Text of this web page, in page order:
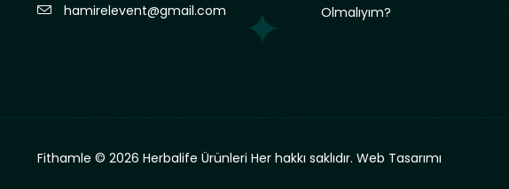
hamirelevent@gmail.com
Olmalıyım?
Fithamle © 2026 Herbalife Ürünleri Her hakkı saklıdır. Web Tasarımı